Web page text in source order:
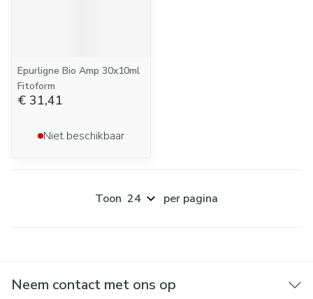
Epurligne Bio Amp 30x10ml
Fitoform
€ 31,41
Niet beschikbaar
Toon per pagina
Neem contact met ons op